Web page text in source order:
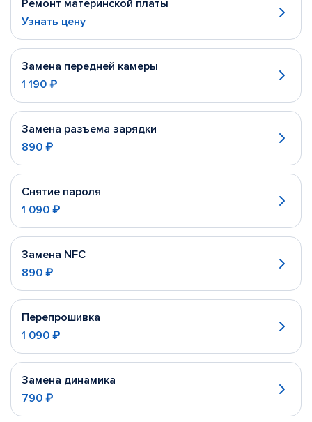
Ремонт материнской платы
Узнать цену
Замена передней камеры
1 190 ₽
Замена разъема зарядки
890 ₽
Снятие пароля
1 090 ₽
Замена NFC
890 ₽
Перепрошивка
1 090 ₽
Замена динамика
790 ₽